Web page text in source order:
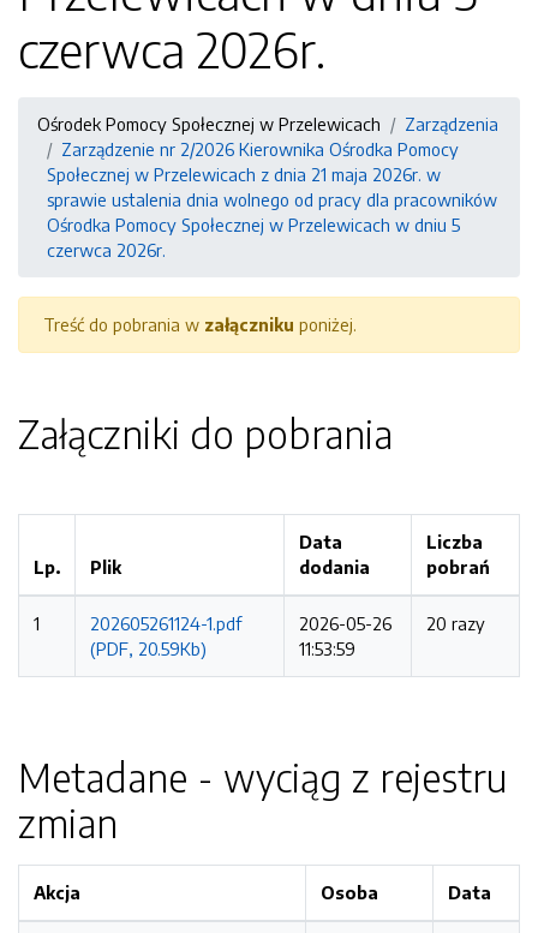
czerwca 2026r.
Ośrodek Pomocy Społecznej w Przelewicach
Zarządzenia
Zarządzenie nr 2/2026 Kierownika Ośrodka Pomocy
Społecznej w Przelewicach z dnia 21 maja 2026r. w
sprawie ustalenia dnia wolnego od pracy dla pracowników
Ośrodka Pomocy Społecznej w Przelewicach w dniu 5
czerwca 2026r.
Treść do pobrania w załączniku poniżej.
Załączniki do pobrania
Lp. Plik
Data
dodania
Liczba
pobrań
1
202605261124-1.pdf
(PDF, 20.59Kb)
2026-05-26
11:53:59
20 razy
Metadane - wyciąg z rejestru
zmian
Akcja Osoba Data